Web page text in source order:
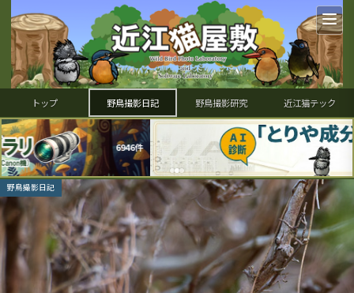
トップ 野鳥撮影日記 野鳥撮影研究 近江猫テック
野鳥撮影日記